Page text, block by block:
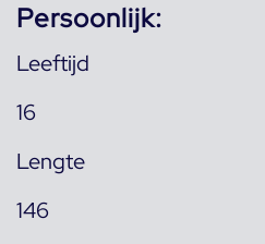
Persoonlijk:
Leeftijd
16
Lengte
146